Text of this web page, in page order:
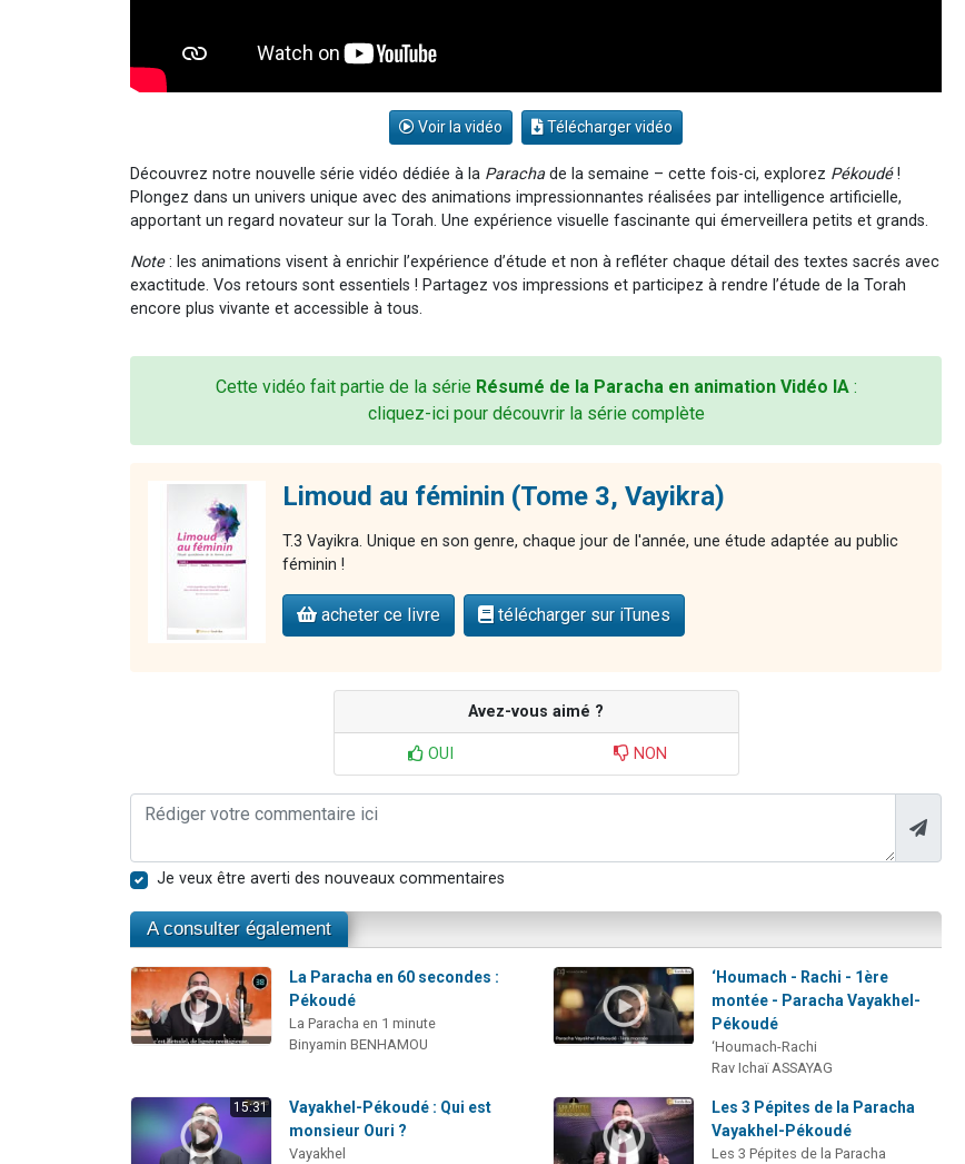
Voir la vidéo Télécharger vidéo
Découvrez notre nouvelle série vidéo dédiée à la Parachade la semaine – cette fois-ci, explorez Pékoudé!
Plongez dans un univers unique avec des animations impressionnantes réalisées par intelligence artificielle,
apportant un regard novateur sur la Torah. Une expérience visuelle fascinante qui émerveillera petits et grands.
Note: les animations visent à enrichir l’expérience d’étude et non à refléter chaque détail des textes sacrés avec
exactitude. Vos retours sont essentiels ! Partagez vos impressions et participez à rendre l’étude de la Torah
encore plus vivante et accessible à tous.
Cette vidéo fait partie de la série Résumé de la Paracha en animation Vidéo IA:
cliquez-ici pour découvrir la série complète
Limoud au féminin (Tome 3, Vayikra)
T.3 Vayikra. Unique en son genre, chaque jour de l'année, une étude adaptée au public
féminin !
acheter ce livre télécharger sur iTunes
Avez-vous aimé ?
OUI NON
Je veux être averti des nouveaux commentaires
A consulter également
La Paracha en 60 secondes :
Pékoudé
La Paracha en 1 minute
Binyamin BENHAMOU
‘Houmach - Rachi - 1ère
montée - Paracha Vayakhel-
Pékoudé
‘Houmach-Rachi
Rav Ichaï ASSAYAG
15:31
Vayakhel-Pékoudé : Qui est
monsieur Ouri ?
Vayakhel
Les 3 Pépites de la Paracha
Vayakhel-Pékoudé
Les 3 Pépites de la Paracha